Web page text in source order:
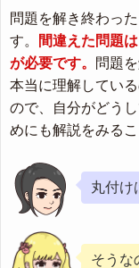
問題を解き終わっ
す。
間違えた問題
が必要です。
問題
本当に理解してい
ので、自分がどう
めにも解説をみるこ
丸付け
そう